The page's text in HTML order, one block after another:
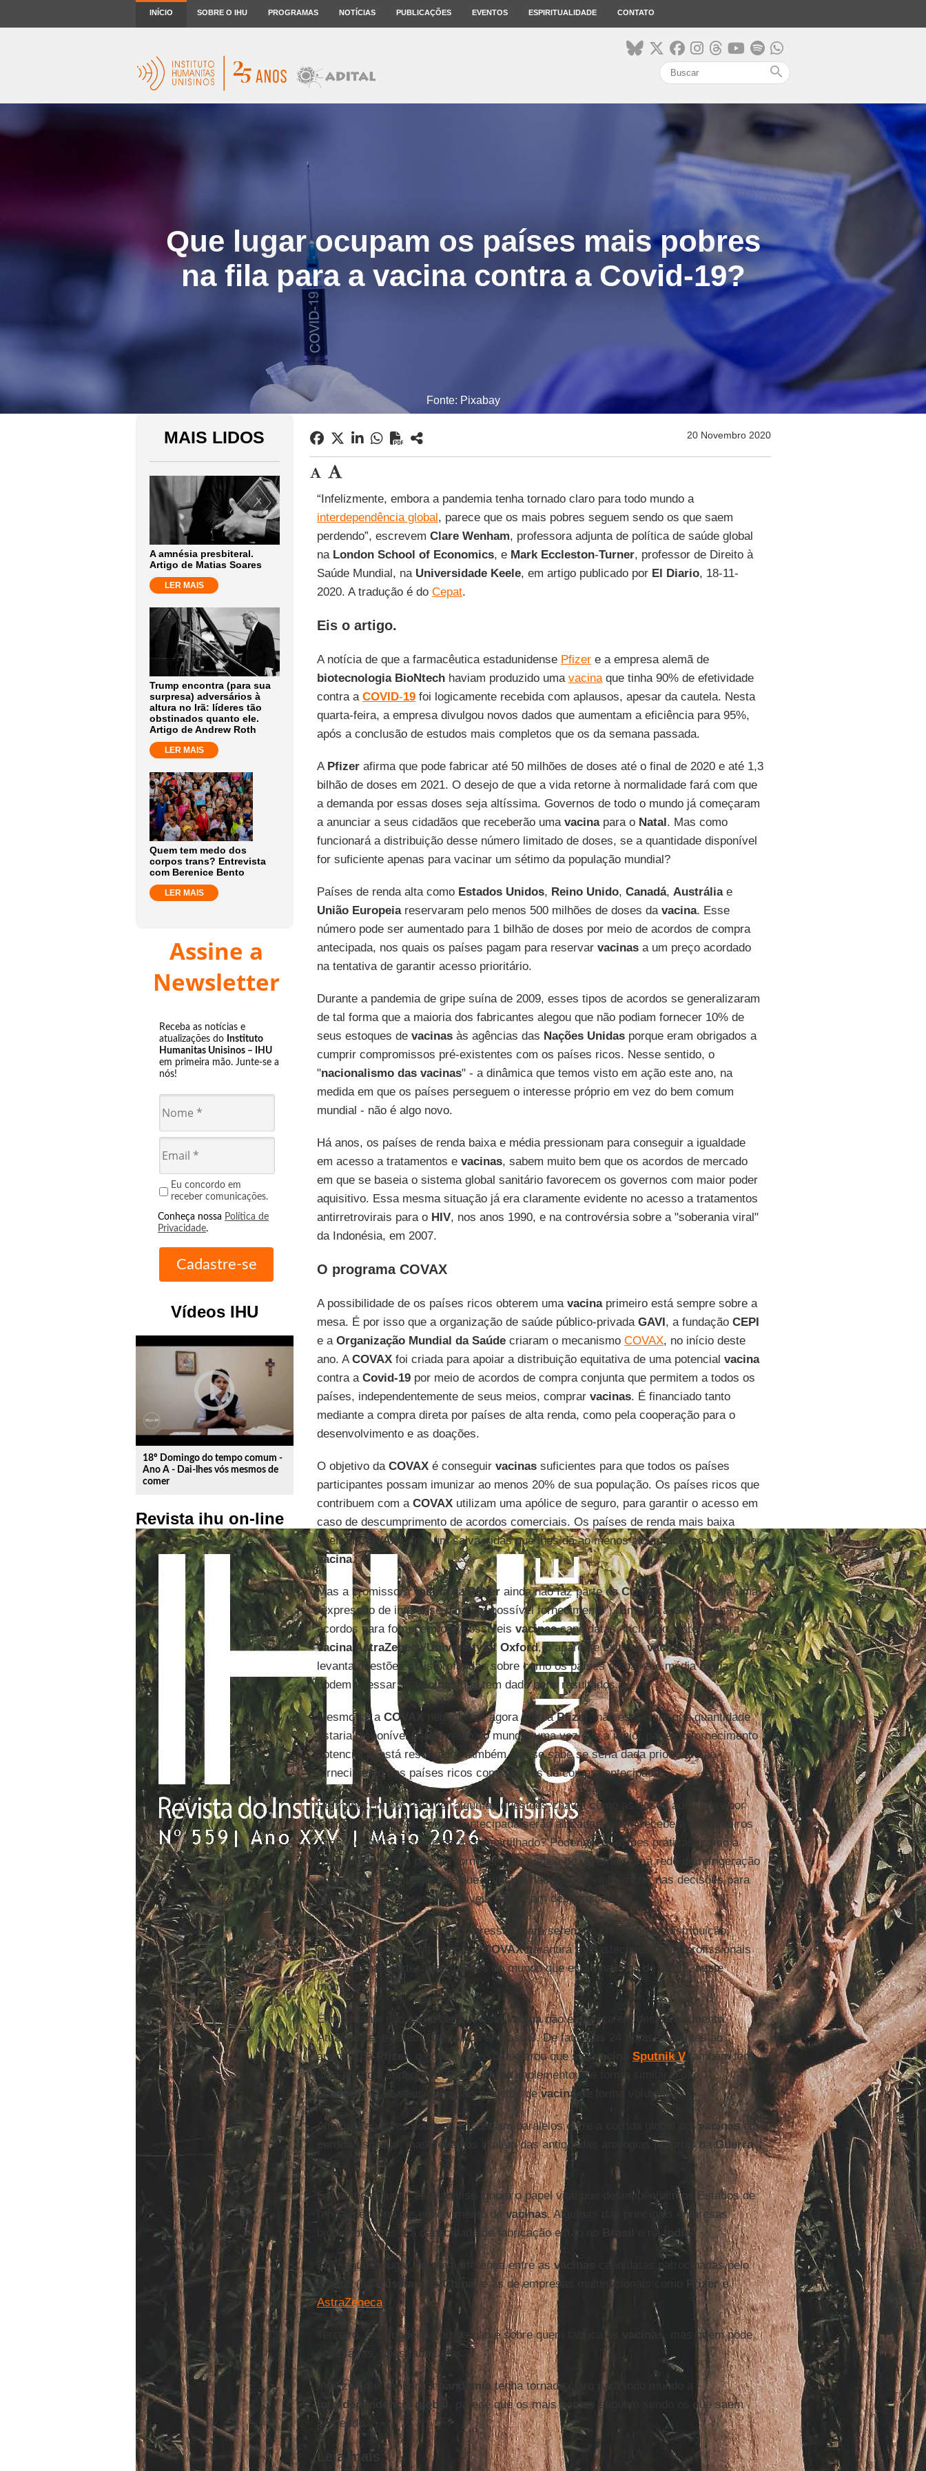
INÍCIO SOBRE O IHU PROGRAMAS NOTÍCIAS PUBLICAÇÕES EVENTOS ESPIRITUALIDADE CONTATO
search
Que lugar ocupam os países mais pobres
na fila para a vacina contra a Covid-19?
Fonte: Pixabay
MAIS LIDOS
A amnésia presbiteral.
Artigo de Matias Soares
LER MAIS
Trump encontra (para sua
surpresa) adversários à
altura no Irã: líderes tão
obstinados quanto ele.
Artigo de Andrew Roth
LER MAIS
Quem tem medo dos
corpos trans? Entrevista
com Berenice Bento
LER MAIS
Assine a
Newsletter
Receba as notícias e
atualizações do Instituto
Humanitas Unisinos – IHU
em primeira mão. Junte-se a
nós!
Eu concordo em
receber comunicações.
Conheça nossa Política de
Privacidade.
Vídeos IHU
play_circle_outline
18º Domingo do tempo comum -
Ano A - Dai-lhes vós mesmos de
comer
Revista ihu on-line
20 Novembro 2020
“Infelizmente, embora a pandemia tenha tornado claro para todo mundo a
interdependência global, parece que os mais pobres seguem sendo os que saem
perdendo”, escrevem Clare Wenham, professora adjunta de política de saúde global
na London School of Economics, e Mark Eccleston-Turner, professor de Direito à
Saúde Mundial, na Universidade Keele, em artigo publicado por El Diario, 18-11-
2020. A tradução é do Cepat.
Eis o artigo.
A notícia de que a farmacêutica estadunidense Pfizer e a empresa alemã de
biotecnologia BioNtechhaviam produzido uma vacina que tinha 90% de efetividade
contra a COVID-19foi logicamente recebida com aplausos, apesar da cautela. Nesta
quarta-feira, a empresa divulgou novos dados que aumentam a eficiência para 95%,
após a conclusão de estudos mais completos que os da semana passada.
A Pfizerafirma que pode fabricar até 50 milhões de doses até o final de 2020 e até 1,3
bilhão de doses em 2021. O desejo de que a vida retorne à normalidade fará com que
a demanda por essas doses seja altíssima. Governos de todo o mundo já começaram
a anunciar a seus cidadãos que receberão uma vacinapara o Natal. Mas como
funcionará a distribuição desse número limitado de doses, se a quantidade disponível
for suficiente apenas para vacinar um sétimo da população mundial?
Países de renda alta como Estados Unidos, Reino Unido, Canadá, Austráliae
União Europeiareservaram pelo menos 500 milhões de doses da vacina. Esse
número pode ser aumentado para 1 bilhão de doses por meio de acordos de compra
antecipada, nos quais os países pagam para reservar vacinasa um preço acordado
na tentativa de garantir acesso prioritário.
Durante a pandemia de gripe suína de 2009, esses tipos de acordos se generalizaram
de tal forma que a maioria dos fabricantes alegou que não podiam fornecer 10% de
seus estoques de vacinasàs agências das Nações Unidasporque eram obrigados a
cumprir compromissos pré-existentes com os países ricos. Nesse sentido, o
"nacionalismo das vacinas" - a dinâmica que temos visto em ação este ano, na
medida em que os países perseguem o interesse próprio em vez do bem comum
mundial - não é algo novo.
Há anos, os países de renda baixa e média pressionam para conseguir a igualdade
em acesso a tratamentos e vacinas, sabem muito bem que os acordos de mercado
em que se baseia o sistema global sanitário favorecem os governos com maior poder
aquisitivo. Essa mesma situação já era claramente evidente no acesso a tratamentos
antirretrovirais para o HIV, nos anos 1990, e na controvérsia sobre a "soberania viral"
da Indonésia, em 2007.
O programa COVAX
A possibilidade de os países ricos obterem uma vacinaprimeiro está sempre sobre a
mesa. É por isso que a organização de saúde público-privada GAVI, a fundação CEPI
e a Organização Mundial da Saúdecriaram o mecanismo COVAX, no início deste
ano. ACOVAXfoi criada para apoiar a distribuição equitativa de uma potencial vacina
contra a Covid-19por meio de acordos de compra conjunta que permitem a todos os
países, independentemente de seus meios, comprar vacinas. É financiado tanto
mediante a compra direta por países de alta renda, como pela cooperação para o
desenvolvimento e as doações.
O objetivo da COVAXé conseguir vacinassuficientes para que todos os países
participantes possam imunizar ao menos 20% de sua população. Os países ricos que
contribuem com a COVAXutilizam uma apólice de seguro, para garantir o acesso em
caso de descumprimento de acordos comerciais. Os países de renda mais baixa
veem aCOVAXcomo um salva-vidas que lhes dá ao menos algum acesso a qualquer
vacina.
Mas a promissoravacinadaPfizerainda não faz parte daCOVAX(embora haja uma
"expressão de interesse para um possível fornecimento"). Embora aGAVItenha
acordos para fornecer nove possíveis vacinascandidatas, incluindo a promissora
vacina AstraZeneca/University of Oxford, o aparente êxito davacinadaPfizer
levanta questões mais profundas sobre como os países de baixa e média renda
podem acessar as
vacinasque tem dado bons resultados.
Mesmo se a COVAX negociasse agora com aPfizer , não está claro que quantidade
estaria disponível para o resto do mundo, uma vez que a maior parte do fornecimento
potencial já está reservado. Também não se sabe se seria dada prioridade ao
fornecimento aos países ricos com acordos de compra antecipada.
Permanecem por resolver algumas questões-chave: como as doses adquiridas por
meio de acordos de compra antecipada serão alocadas, quem receberá os primeiros
lotes e como o restante será compartilhado? Poderiam questões práticas, como a
capacidade de um país de fornecer uma cadeia de ultrafrio - uma rede de refrigeração
abaixo de zero que garante que avacina
não pereça - influenciar nas decisões para
garantir que as doses disponíveis não sejam desperdiçadas?
Enquanto os países ricos se apressam para serem os primeiros na distribuição,
devemos nos perguntar como aCOVAXgarantirá o abastecimento dos profissionais
de saúde nas partes mais pobres do mundo que estão na linha de frente, neste
momento.
É importante não esquecer que estavacinanão é a única em desenvolvimento.
Atualmente, existem 10 ensaios em fase 3. De fato, nas 24 horas seguintes ao
anúncio da
Pfizer, o governo russo declarou que suavacina Sputnik Vtambém tem
uma eficácia superior a 90%. AChinaimplementou de forma similar o uso
emergencial de seus principais projetos devacina de forma voluntária.
Algumas análises políticas encontram paralelos entre a corrida global porvacinase a
corrida espacial, mas devemos ir além das antiquadas analogias próprias daGuerra
Fria
Em primeiro lugar, esta análise ignora o papel vital que desempenham os Estados de
renda média no desenvolvimento de vacinas. Algumas das principais empresas
biotecnológicas e a capacidade de fabricação estão no
e naÍndia.
Em segundo lugar, há uma diferença entre asvacinas
candidatas patrocinadas pelo
Estado (na
Rússia e na China ) e as de empresas multinacionais como Pfizere
AstraZeneca.
Terceiro, a verdadeira corrida não é sobre quem fabrica as vacinas, mas quem pode
acessá-las, após fabricadas.
Infelizmente, embora a pandemiatenha tornado claro para todo mundo a
interdependência
global
, parece que os mais pobres seguem sendo os que saem
perdendo.
Leia mais